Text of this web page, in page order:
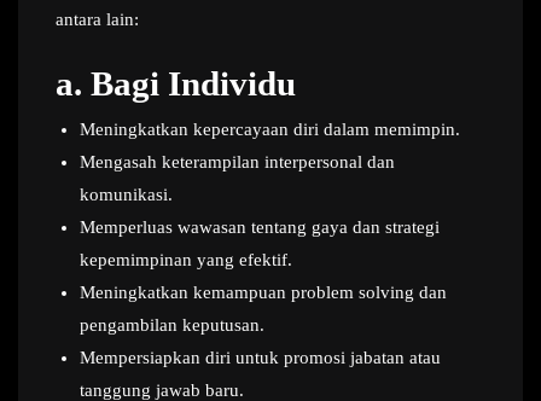
antara lain:
a. Bagi Individu
Meningkatkan kepercayaan diri dalam memimpin.
Mengasah keterampilan interpersonal dan
komunikasi.
Memperluas wawasan tentang gaya dan strategi
kepemimpinan yang efektif.
Meningkatkan kemampuan problem solving dan
pengambilan keputusan.
Mempersiapkan diri untuk promosi jabatan atau
tanggung jawab baru.